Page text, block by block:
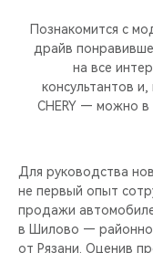
КРОССОВЕРЫ
СЕДАНЫ
НОВИНКИ
КРЕДИТ И
ЗАПЧАСТИ И
ПОДДЕРЖКА
О БРЕНДЕ
CHERY В СОЦСЕТЯХ
CHERY REMOTE
КРЕДИТ
МЫ В СОЦСЕТЯХ
Познакомится с
драйв
на все
консультантов
CHERY — можно
Для руководства
не первый опыт
продажи
в Шилово —
от Рязани. Оценив